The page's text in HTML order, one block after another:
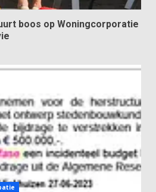
boos op Woningcorporatie